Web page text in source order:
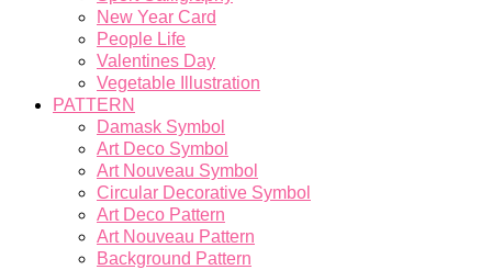
New Year Card
People Life
Valentines Day
Vegetable Illustration
PATTERN
Damask Symbol
Art Deco Symbol
Art Nouveau Symbol
Circular Decorative Symbol
Art Deco Pattern
Art Nouveau Pattern
Background Pattern